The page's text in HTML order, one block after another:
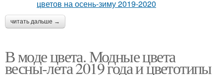
читать дальше →
В моде цвета. Модные цвета
весны-лета 2019 года и цветотипы